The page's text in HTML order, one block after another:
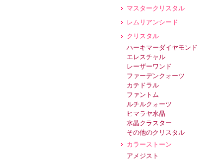
マスタークリスタル
レムリアンシード
クリスタル
ハーキマーダイヤモンド
エレスチャル
レーザーワンド
ファーデンクォーツ
カテドラル
ファントム
ルチルクォーツ
ヒマラヤ水晶
水晶クラスター
その他のクリスタル
カラーストーン
アメジスト